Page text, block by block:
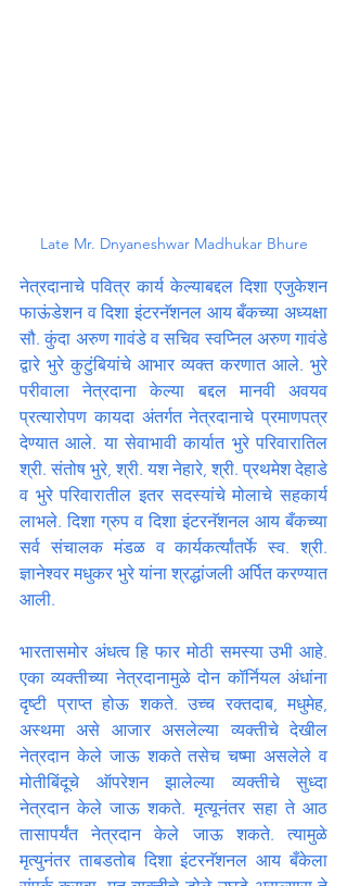
Late Mr. Dnyaneshwar Madhukar Bhure
नेत्रदानाचे पवित्र कार्य केल्याबद्दल दिशा एजुकेशन
फाऊंडेशन व दिशा इंटरनॅशनल आय बँकच्या अध्यक्षा
सौ. कुंदा अरुण गावंडे व सचिव स्वप्निल अरुण गावंडे
द्वारे भुरे कुटुंबियांचे आभार व्यक्त करणात आले. भुरे
परीवाला नेत्रदाना केल्या बद्दल मानवी अवयव
प्रत्यारोपण कायदा अंतर्गत नेत्रदानाचे प्रमाणपत्र
देण्यात आले. या सेवाभावी कार्यात भुरे परिवारातिल
श्री. संतोष भुरे, श्री. यश नेहारे, श्री. प्रथमेश देहाडे
व भुरे परिवारातील इतर सदस्यांचे मोलाचे सहकार्य
लाभले. दिशा ग्रुप व दिशा इंटरनॅशनल आय बँकच्या
सर्व संचालक मंडळ व कार्यकर्त्यांतर्फे स्व. श्री.
ज्ञानेश्वर मधुकर भुरे यांना श्रद्धांजली अर्पित करण्यात
आली.
भारतासमोर अंधत्व हि फार मोठी समस्या उभी आहे.
एका व्यक्तीच्या नेत्रदानामुळे दोन कॉर्नियल अंधांना
दृष्टी प्राप्त होऊ शकते. उच्च रक्तदाब, मधुमेह,
अस्थमा असे आजार असलेल्या व्यक्तीचे देखील
नेत्रदान केले जाऊ शकते तसेच चष्मा असलेले व
मोतीबिंदूचे ऑपरेशन झालेल्या व्यक्तीचे सुध्दा
नेत्रदान केले जाऊ शकते. मृत्यूनंतर सहा ते आठ
तासापर्यंत नेत्रदान केले जाऊ शकते. त्यामुळे
मृत्युनंतर ताबडतोब दिशा इंटरनॅशनल आय बँकेला